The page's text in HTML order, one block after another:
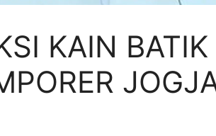
KAIN BATIK